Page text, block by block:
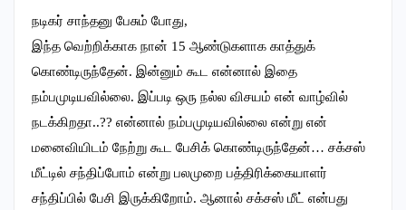
நடிகர் சாந்தனு பேசும் போது,
இந்த வெற்றிக்காக நான் 15 ஆண்டுகளாக காத்துக்
கொண்டிருந்தேன். இன்னும் கூட என்னால் இதை
நம்பமுடியவில்லை. இப்படி ஒரு நல்ல விசயம் என் வாழ்வில்
நடக்கிறதா..?? என்னால் நம்பமுடியவில்லை என்று என்
மனைவியிடம் நேற்று கூட பேசிக் கொண்டிருந்தேன்… சக்சஸ்
மீட்டில் சந்திப்போம் என்று பலமுறை பத்திரிக்கையாளர்
சந்திப்பில் பேசி இருக்கிறோம். ஆனால் சக்சஸ் மீட் என்பது